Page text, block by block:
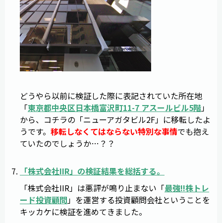
どうやら以前に検証した際に表記されていた所在地
「東京都中央区日本橋富沢町11-7 アスールビル5階」
から、コチラの「ニューアガタビル2F」に移転したよ
うです。 移転しなくてはならない特別な事情でも抱え
ていたのでしょうか…？？
「株式会社IIR」の検証結果を総括する。
「株式会社IIR」は悪評が鳴り止まない「最強!!株トレ
ード投資顧問」を運営する投資顧問会社ということを
キッカケに検証を進めてきました。